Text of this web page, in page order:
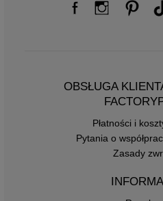
OBSŁUGA
Płatności i
Pytania o
Zasady